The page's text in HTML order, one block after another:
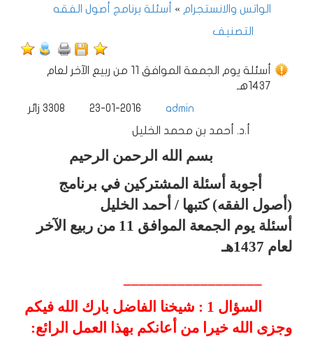
الواتس والانستجرام »
أسئلة برنامج أصول الفقه
التصنيف
أسئلة يوم الجمعة الموافق 11 من ربيع الآخر لعام
1437هـ
3308 زائر 23-01-2016
admin
أ.د. أحمد بن محمد الخليل
بسم الله الرحمن الرحيم
أجوبة أسئلة المشتركين في برنامج
(أصول الفقه) كتبها / أحمد الخليل
أسئلة يوم الجمعة الموافق 11 من ربيع الآخر
لعام 1437هـ
السؤال 1 : شيخنا الفاضل بارك الله فيكم
وجزى الله خيرا من أعانكم بهذا العمل الرائع: